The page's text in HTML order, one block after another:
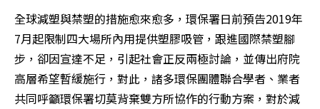
全球減塑與禁塑的措施愈來愈多，環保署日前預告2019年
7月起限制四大場所內用提供塑膠吸管，跟進國際禁塑腳
步，卻因宣達不足，引起社會正反兩極討論，並傳出府院
高層希望暫緩施行，對此，諸多環保團體聯合學者、業者
共同呼籲環保署切莫背棄雙方所協作的行動方案，對於減